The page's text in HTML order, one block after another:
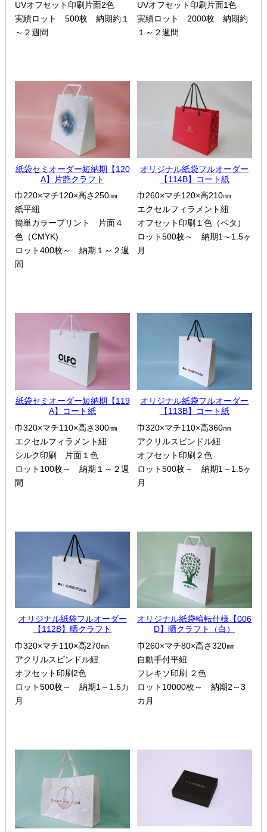
UVオフセット印刷片面2色
実績ロット 500枚 納期約１
～２週間
UVオフセット印刷片面1色
実績ロット 2000枚 納期約
１～２週間
紙袋セミオーダー短納期【120
A】片艶クラフト
巾220×マチ120×高さ250㎜
紙平紐
簡単カラープリント 片面４
色（CMYK)
ロット400枚～ 納期１～２週
間
オリジナル紙袋フルオーダー
【114B】コート紙
巾260×マチ120×高210㎜
エクセルフィラメント紐
オフセット印刷１色（ベタ）
ロット500枚～ 納期1～1.5ヶ
月
紙袋セミオーダー短納期【119
A】コート紙
巾320×マチ110×高さ300㎜
エクセルフィラメント紐
シルク印刷 片面１色
ロット100枚～ 納期１～２週
間
オリジナル紙袋フルオーダー
【113B】コート紙
巾320×マチ110×高360㎜
アクリルスピンドル紐
オフセット印刷２色
ロット500枚～ 納期1～1.5ヶ
月
オリジナル紙袋フルオーダー
【112B】晒クラフト
巾320×マチ110×高270㎜
アクリルスピンドル紐
オフセット印刷2色
ロット500枚～ 納期1～1.5カ
月
オリジナル紙袋輪転仕様【006
D】晒クラフト（白）
巾260×マチ80×高さ320㎜
自動手付平紐
フレキソ印刷 ２色
ロット10000枚～ 納期2～3
カ月